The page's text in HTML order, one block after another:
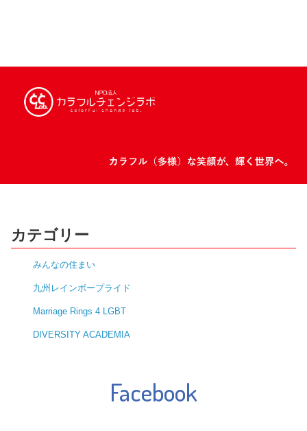
カテゴリー
みんなの住まい
九州レインボープライド
Marriage Rings 4 LGBT
DIVERSITY ACADEMIA
Facebook